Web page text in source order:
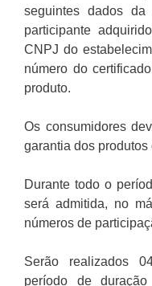
seguintes dados da
participante
CNPJ do
número do
produto.
Os consumidores
garantia dos
Durante todo o
será admitida, no
números de
Serão realizados
período de